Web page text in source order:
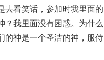
去看笑话，参加时我里面的
？我里面没有困惑。为什么
的神是一个圣洁的神，服侍